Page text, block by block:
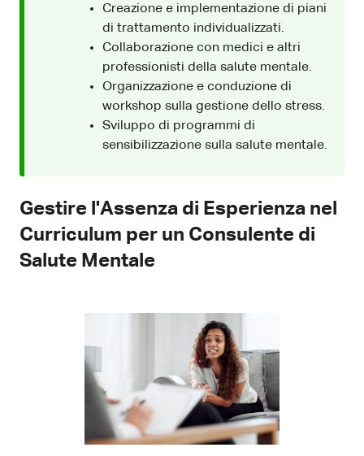
Creazione e implementazione di piani
di trattamento individualizzati.
Collaborazione con medici e altri
professionisti della salute mentale.
Organizzazione e conduzione di
workshop sulla gestione dello stress.
Sviluppo di programmi di
sensibilizzazione sulla salute mentale.
Gestire l'Assenza di Esperienza nel
Curriculum per un Consulente di
Salute Mentale